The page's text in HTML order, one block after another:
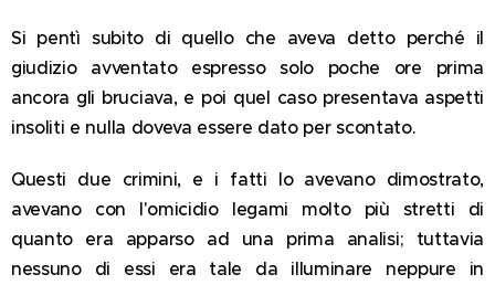
Si pentì subito di quello che aveva detto perché il
giudizio avventato espresso solo poche ore prima
ancora gli bruciava, e poi quel caso presentava aspetti
insoliti e nulla doveva essere dato per scontato.
Questi due crimini, e i fatti lo avevano dimostrato,
avevano con l'omicidio legami molto più stretti di
quanto era apparso ad una prima analisi; tuttavia
nessuno di essi era tale da illuminare neppure in